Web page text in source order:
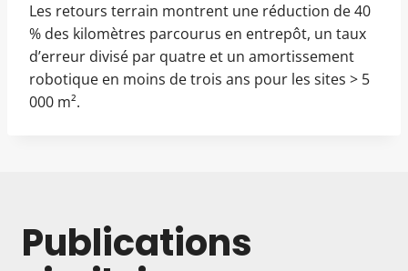
Les retours terrain montrent une réduction de 40
% des kilomètres parcourus en entrepôt, un taux
d’erreur divisé par quatre et un amortissement
robotique en moins de trois ans pour les sites > 5
000 m².
Publications